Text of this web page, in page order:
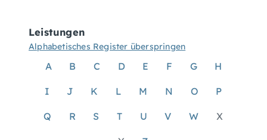
Leistungen
Alphabetisches Register überspringen
A B C D E F G H
I J K L M N O P
Q R S T U V W X